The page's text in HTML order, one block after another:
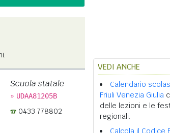
Scuola statale
» UDAA81205B
0433 778802
VEDI ANCHE
Calendario
Friuli Venezia Giulia
delle lezioni e le
regionali.
Calcola il Codice